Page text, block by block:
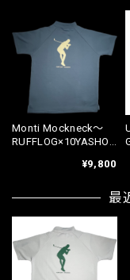
Monti Mockneck〜
RUFFLOG×10YASHO
¥9,800
最